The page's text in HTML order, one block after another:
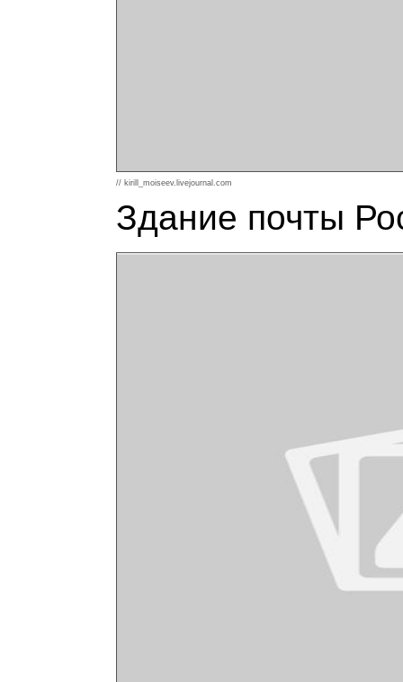
// kirill_moiseev.livejournal.com
Здание почты